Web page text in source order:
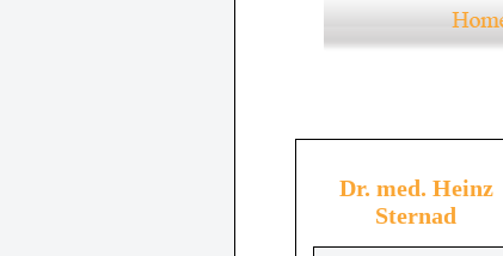
Dr. med. Heinz
Sternad